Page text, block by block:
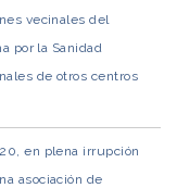
vecinales del
por la Sanidad
de otros centros
en plena irrupción
asociación de